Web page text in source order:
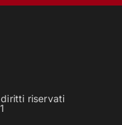
riservati